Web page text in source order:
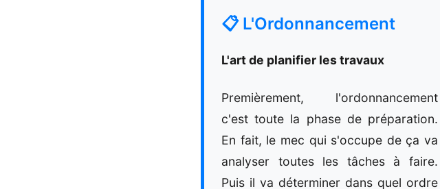
📋 L'Ordonnancement
L'art de planifier les travaux
Premièrement, l'ordonnancement
c'est toute la phase de préparation.
En fait, le mec qui s'occupe de ça va
analyser toutes les tâches à faire.
Puis il va déterminer dans quel ordre